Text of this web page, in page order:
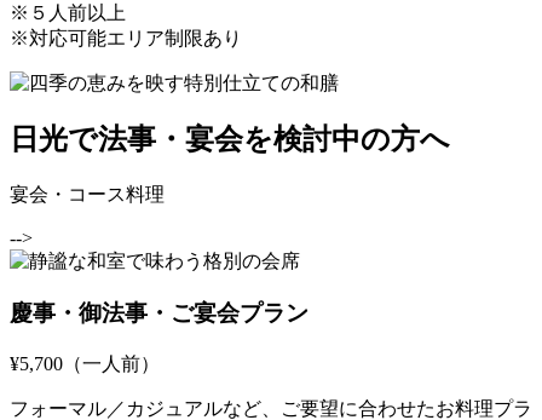
※５人前以上
※対応可能エリア制限あり
日光で法事・宴会を検討中の方へ
宴会・コース料理
-->
慶事・御法事・ご宴会プラン
¥5,700（一人前）
フォーマル／カジュアルなど、ご要望に合わせたお料理プラ